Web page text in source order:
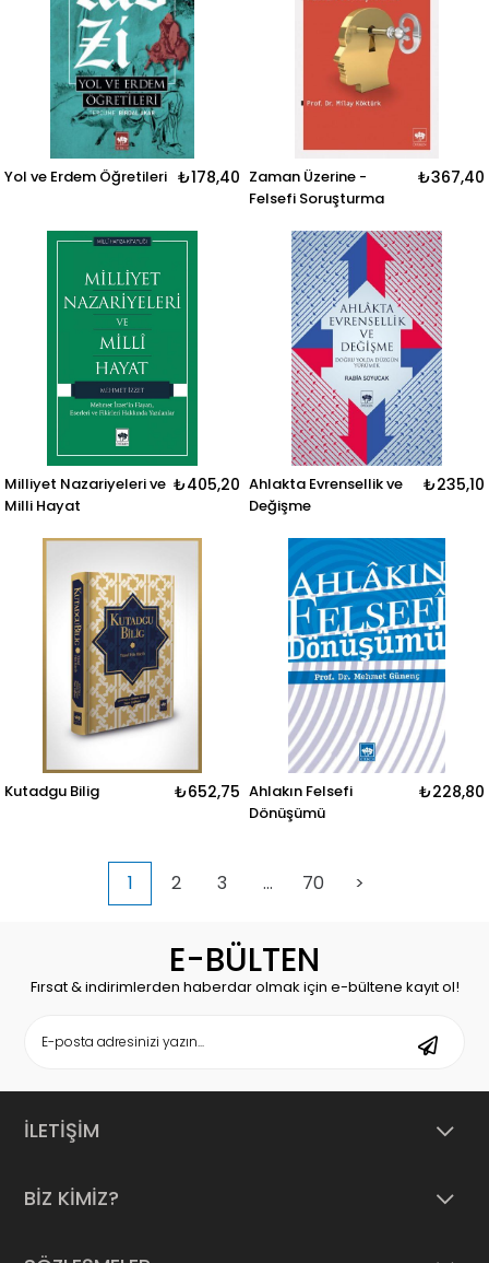
Yol ve Erdem Öğretileri ₺178,40 Zaman Üzerine -
Felsefi Soruşturma
₺367,40
Milliyet Nazariyeleri ve
Milli Hayat
₺405,20 Ahlakta Evrensellik ve
Değişme
₺235,10
Kutadgu Bilig ₺652,75 Ahlakın Felsefi
Dönüşümü
₺228,80
1 2 3 ... 70 >
E-BÜLTEN
Fırsat & indirimlerden haberdar olmak için e-bültene kayıt ol!
İLETİŞİM
BİZ KİMİZ?